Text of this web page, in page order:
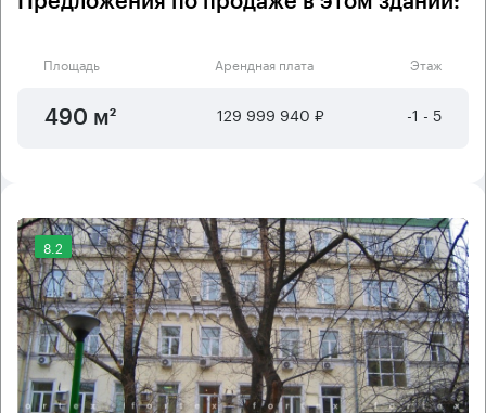
Площадь Арендная плата Этаж
490 м² 129 999 940 ₽ -1 - 5
8.2